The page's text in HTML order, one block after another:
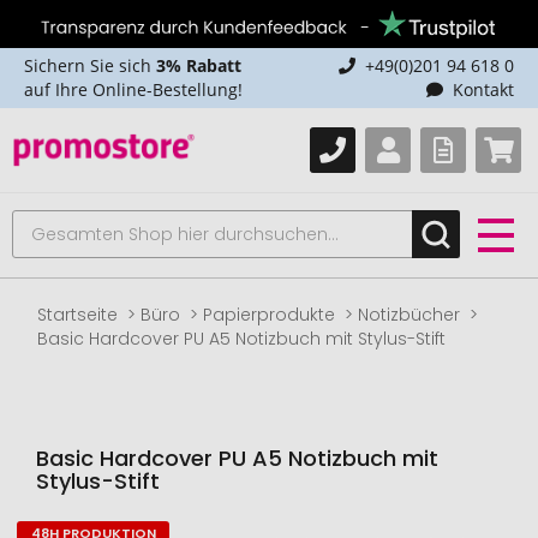
Sichern Sie sich 3% Rabatt
auf Ihre Online-Bestellung!
+49(0)201 94 618 0
Kontakt
Startseite Büro Papierprodukte
Notizbücher
Basic Hardcover PU A5 Notizbuch mit Stylus-Stift
Basic Hardcover PU A5 Notizbuch mit
Stylus-Stift
48H PRODUKTION